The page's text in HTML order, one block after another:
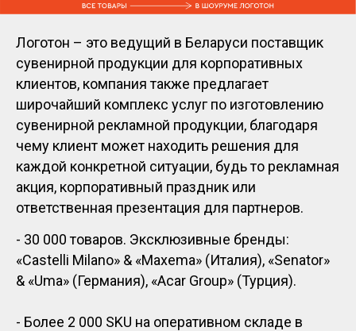
Логотон – это ведущий в Беларуси поставщик
сувенирной продукции для корпоративных
клиентов, компания также предлагает
широчайший комплекс услуг по изготовлению
сувенирной рекламной продукции, благодаря
чему клиент может находить решения для
каждой конкретной ситуации, будь то рекламная
акция, корпоративный праздник или
ответственная презентация для партнеров.
- 30 000 товаров. Эксклюзивные бренды:
«Castelli Milano» & «Maxema» (Италия), «Senator»
& «Uma» (Германия), «Acar Group» (Турция).
- Более 2 000 SKU на оперативном складе в